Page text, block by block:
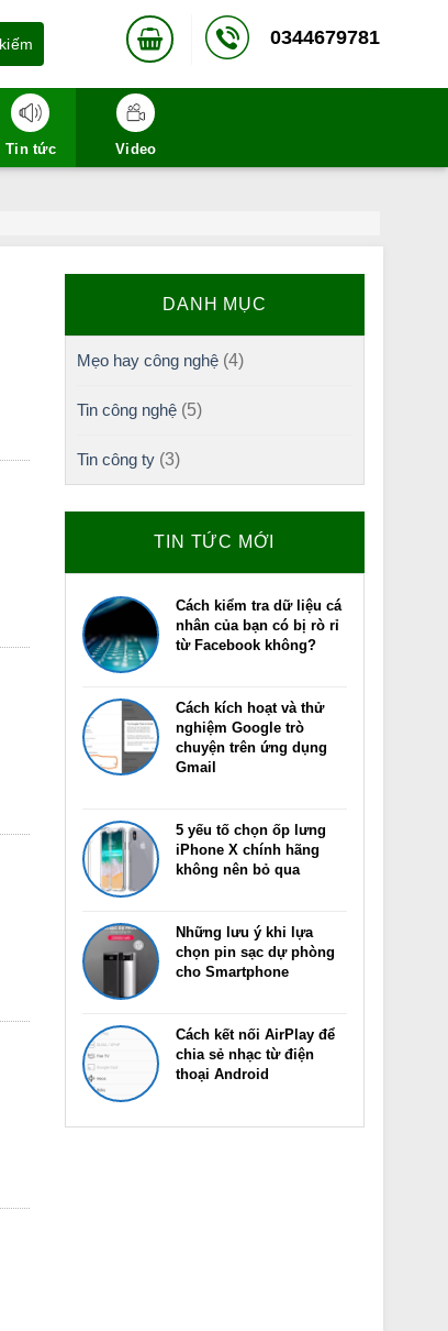
0344679781
Tin tức Video
DANH MỤC
Mẹo hay công nghệ (4)
Tin công nghệ (5)
Tin công ty (3)
TIN TỨC MỚI
Cách kiểm tra dữ liệu cá
nhân của bạn có bị rò rỉ
từ Facebook không?
Cách kích hoạt và thử
nghiệm Google trò
chuyện trên ứng dụng
Gmail
5 yếu tố chọn ốp lưng
iPhone X chính hãng
không nên bỏ qua
Những lưu ý khi lựa
chọn pin sạc dự phòng
cho Smartphone
Cách kết nối AirPlay để
chia sẻ nhạc từ điện
thoại Android